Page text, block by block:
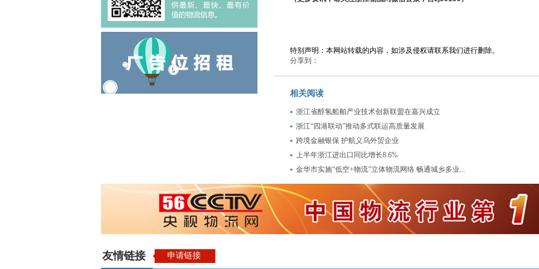
特别声明：本网站转载的内容，如涉及侵权请联系我们进行删除。
分享到：
相关阅读
浙江省醇氢船舶产业技术创新联盟在嘉兴成立
浙江“四港联动”推动多式联运高质量发展
跨境金融银保 护航义乌外贸企业
上半年浙江进出口同比增长8.6%
金华市实施“低空+物流”立体物流网络 畅通城乡多业...
友情链接 申请链接